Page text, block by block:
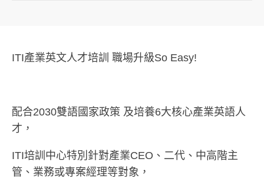
ITI產業英文人才培訓 職場升級So Easy!
配合2030雙語國家政策 及培養6大核心產業英語人
才，
ITI培訓中心特別針對產業CEO、二代、中高階主
管、業務或專案經理等對象，